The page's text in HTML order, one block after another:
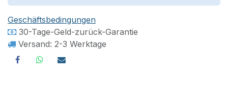
Geschäftsbedingungen
30-Tage-Geld-zurück-Garantie
Versand: 2-3 Werktage